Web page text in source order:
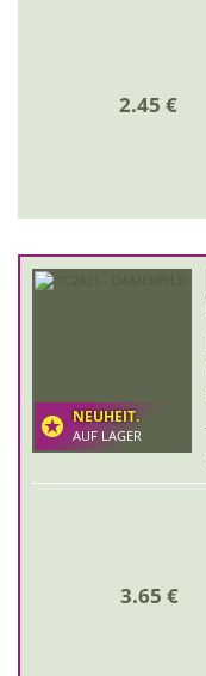
2.45 €
NEUHEIT.
AUF LAGER
3.65 €